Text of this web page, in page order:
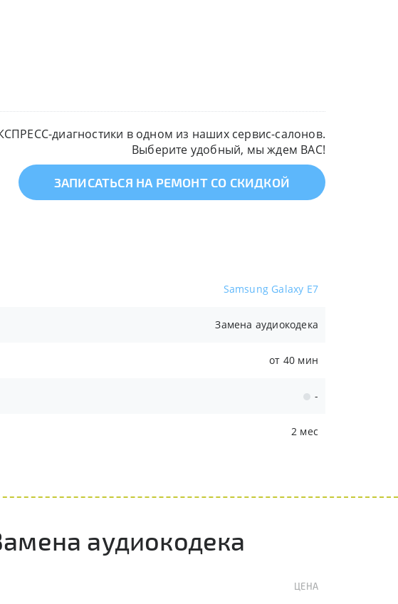
диагностики в одном из наших сервис-салонов.
Выберите удобный, мы ждем ВАС!
ЗАПИСАТЬСЯ НА РЕМОНТ СО СКИДКОЙ
Samsung Galaxy E7
Замена аудиокодека
от 40 мин
-
2 мес
аудиокодека
ЦЕНА